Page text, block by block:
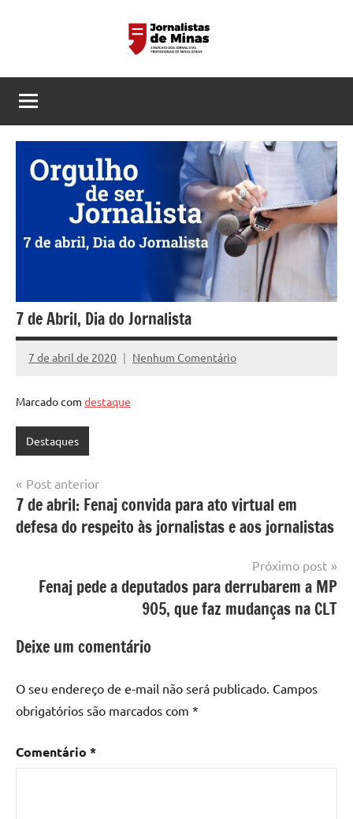
conteúdo
Sindicato
dos
Jornalistas
Profissionais
Minas
Sindicato
dos
Profissionais
7 de Abril, Dia do Jornalista
7 de abril de 2020
Assessoria
Nenhum Comentário
Marcado com destaque
Destaques
Navegação
de
Post
Post anterior
7 de abril: Fenaj convida para ato virtual em
defesa do respeito às jornalistas e aos jornalistas
Próximo post
Fenaj pede a deputados para derrubarem a MP
905, que faz mudanças na CLT
Deixe um comentário
O seu endereço de e-mail não será publicado. Campos
obrigatórios são marcados com *
Comentário *